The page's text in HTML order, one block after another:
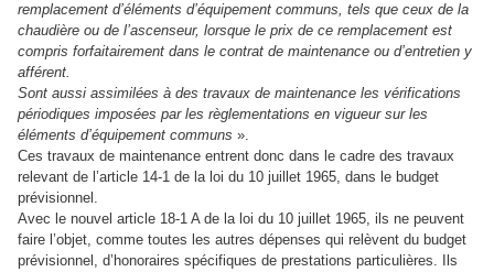
remplacement d’éléments d’équipement communs, tels que ceux de la
chaudière ou de l’ascenseur, lorsque le prix de ce remplacement est
compris forfaitairement dans le contrat de maintenance ou d’entretien y
afférent.
Sont aussi assimilées à des travaux de maintenance les vérifications
périodiques imposées par les règlementations en vigueur sur les
éléments d’équipement communs ».
Ces travaux de maintenance entrent donc dans le cadre des travaux
relevant de l’article 14-1 de la loi du 10 juillet 1965, dans le budget
prévisionnel.
Avec le nouvel article 18-1 A de la loi du 10 juillet 1965, ils ne peuvent
faire l’objet, comme toutes les autres dépenses qui relèvent du budget
prévisionnel, d’honoraires spécifiques de prestations particulières. Ils